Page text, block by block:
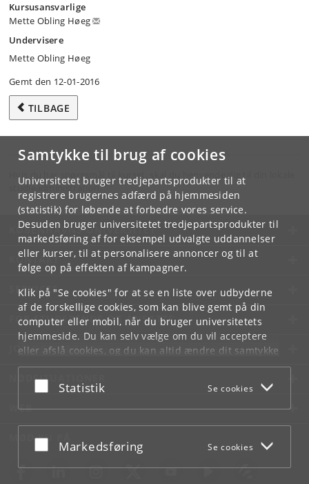
Samtykke til brug af cookies
Universitetet bruger tredjepartsprodukter til at
registrere brugernes adfærd på hjemmesiden
(statistik) for løbende at forbedre vores service.
Desuden bruger universitetet tredjepartsprodukter til
markedsføring af for eksempel udvalgte uddannelser
eller kurser, til at personalisere annoncer og til at
følge op på effekten af kampagner.
Klik på "Se cookies" for at se en liste over udbyderne
af de forskellige cookies, som kan blive gemt på din
computer eller mobil, når du bruger universitetets
hjemmeside. Du kan selv vælge om du vil acceptere
eller afslå cookies, og du kan altid ændre dit samtykke
underCookie- og privatlivspolitiksom du finder i
bunden af hver side.
Acceptér eller afslå
Statistik Se cookies
Acceptér eller afslå
Markedsføring Se cookies
Kursusansvarlige
Mette Obling Høeg
Undervisere
Mette Obling Høeg
Gemt den 12-01-2016
TILBAGE
Hvis du har spørgsmål til kurset, skal du henvende dig til din lokale
studieadministration.
KØBENHAVNS UNIVERSITET
KONTAKT
SERVICES
FOR STUDERENDE OG ANSATTE
JOB OG KARRIERE
NØDSITUATIONER
WEB
MØD KU PÅ